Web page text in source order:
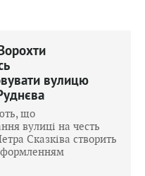
вулицю
що
вулиці на честь
Сказківа створить